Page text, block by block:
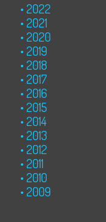
2022
2021
2020
2019
2018
2017
2016
2015
2014
2013
2012
2011
2010
2009